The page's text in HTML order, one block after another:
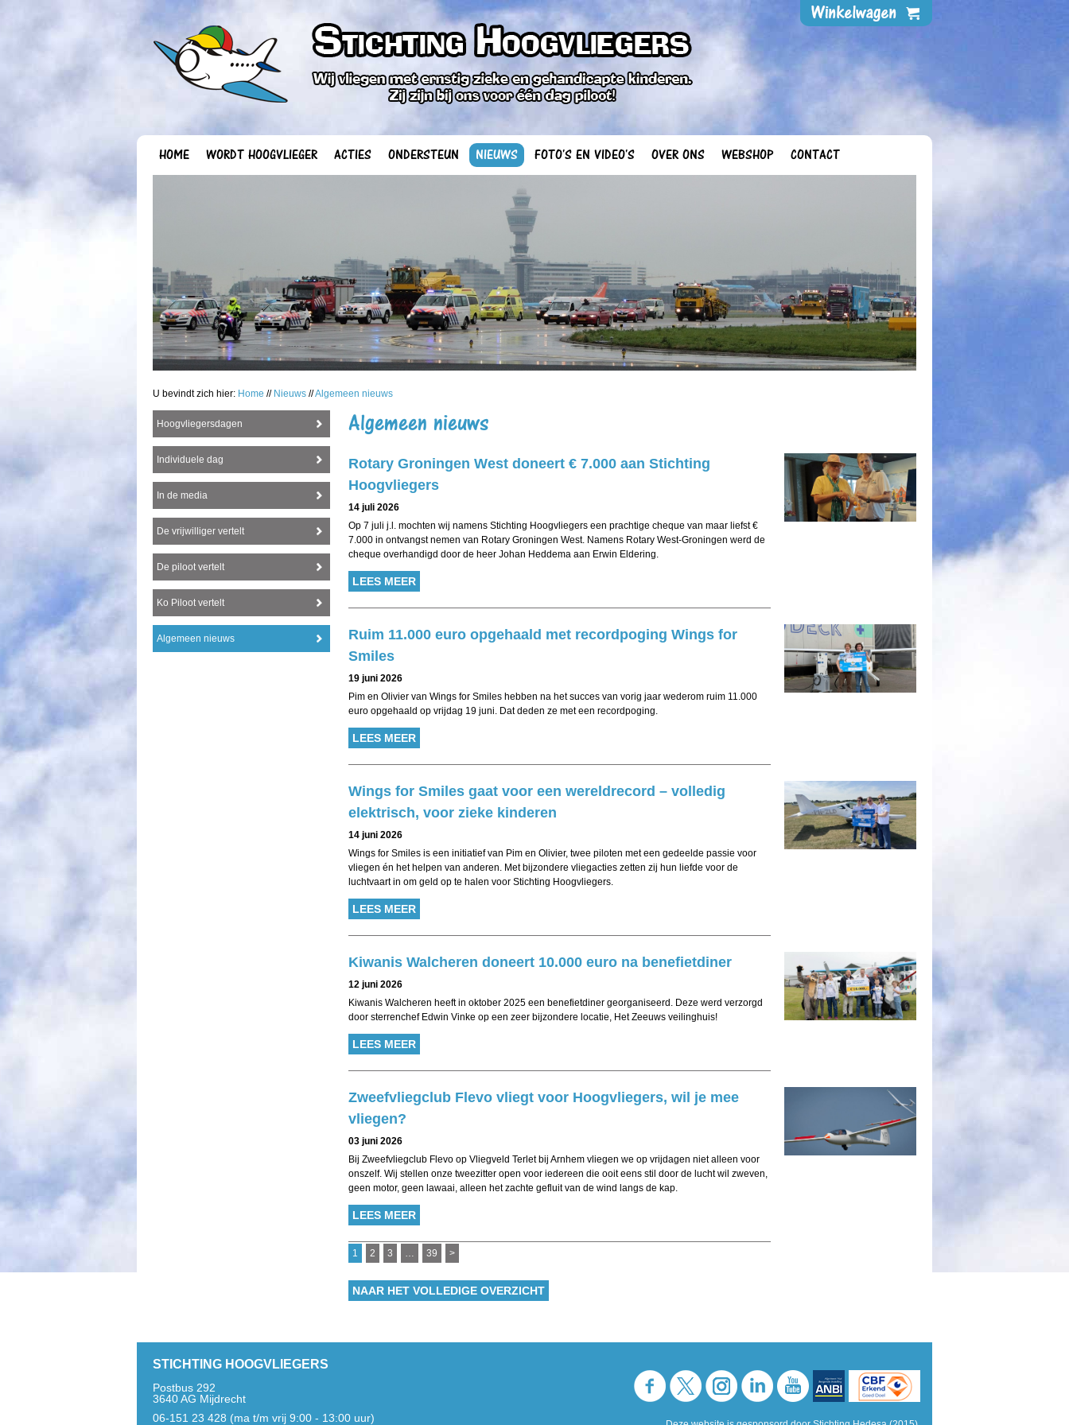
HOME WORDT HOOGVLIEGER ACTIES ONDERSTEUN NIEUWS FOTO'S EN VIDEO'S OVER ONS WEBSHOP CONTACT
U bevindt zich hier: Home // Nieuws //Algemeen nieuws
Hoogvliegersdagen
Individuele dag
In de media
De vrijwilliger vertelt
De piloot vertelt
Ko Piloot vertelt
Algemeen nieuws
Algemeen nieuws
Rotary Groningen West doneert € 7.000 aan Stichting
Hoogvliegers
14 juli 2026
Op 7 juli j.l. mochten wij namens Stichting Hoogvliegers een prachtige cheque van maar liefst €
7.000 in ontvangst nemen van Rotary Groningen West. Namens Rotary West-Groningen werd de
cheque overhandigd door de heer Johan Heddema aan Erwin Eldering.
LEES MEER
Ruim 11.000 euro opgehaald met recordpoging Wings for
Smiles
19 juni 2026
Pim en Olivier van Wings for Smiles hebben na het succes van vorig jaar wederom ruim 11.000
euro opgehaald op vrijdag 19 juni. Dat deden ze met een recordpoging.
LEES MEER
Wings for Smiles gaat voor een wereldrecord – volledig
elektrisch, voor zieke kinderen
14 juni 2026
Wings for Smiles is een initiatief van Pim en Olivier, twee piloten met een gedeelde passie voor
vliegen én het helpen van anderen. Met bijzondere vliegacties zetten zij hun liefde voor de
luchtvaart in om geld op te halen voor Stichting Hoogvliegers.
LEES MEER
Kiwanis Walcheren doneert 10.000 euro na benefietdiner
12 juni 2026
Kiwanis Walcheren heeft in oktober 2025 een benefietdiner georganiseerd. Deze werd verzorgd
door sterrenchef Edwin Vinke op een zeer bijzondere locatie, Het Zeeuws veilinghuis!
LEES MEER
Zweefvliegclub Flevo vliegt voor Hoogvliegers, wil je mee
vliegen?
03 juni 2026
Bij Zweefvliegclub Flevo op Vliegveld Terlet bij Arnhem vliegen we op vrijdagen niet alleen voor
onszelf. Wij stellen onze tweezitter open voor iedereen die ooit eens stil door de lucht wil zweven,
geen motor, geen lawaai, alleen het zachte gefluit van de wind langs de kap.
LEES MEER
1 2 3 … 39 >
NAAR HET VOLLEDIGE OVERZICHT
STICHTING HOOGVLIEGERS
Postbus 292
3640 AG Mijdrecht
06-151 23 428 (ma t/m vrij 9:00 - 13:00 uur)